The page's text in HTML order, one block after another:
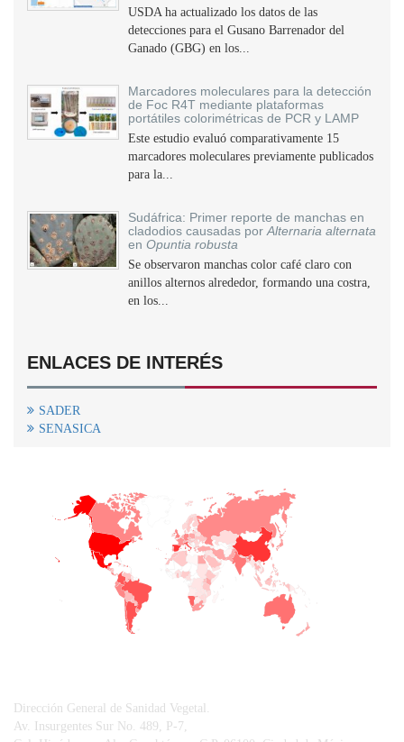
USDA ha actualizado los datos de las
detecciones para el Gusano Barrenador del
Ganado (GBG) en los...
Marcadores moleculares para la detección
de Foc R4T mediante plataformas
portátiles colorimétricas de PCR y LAMP
Este estudio evaluó comparativamente 15
marcadores moleculares previamente publicados
para la...
Sudáfrica: Primer reporte de manchas en
cladodios causadas por Alternaria alternata
en Opuntia robusta
Se observaron manchas color café claro con
anillos alternos alrededor, formando una costra,
en los...
ENLACES DE INTERÉS
SADER
SENASICA
Dirección General de Sanidad Vegetal.
Av. Insurgentes Sur No. 489, P-7,